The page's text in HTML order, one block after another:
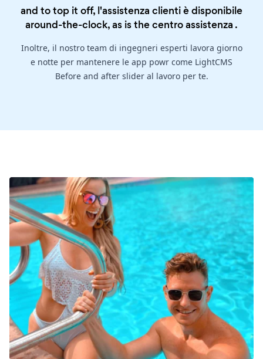
and to top it off, l'assistenza clienti è disponibile
around-the-clock, as is thecentro assistenza .
Inoltre, il nostro team di ingegneri esperti lavora giorno
e notte per mantenere le app powr come LightCMS
Before and after slider al lavoro per te.